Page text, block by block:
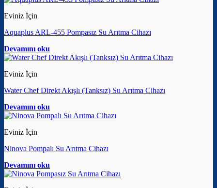
Eviniz İçin
Aquaplus ARL-455 Pompasız Su Arıtma Cihazı
Devamını oku
Eviniz İçin
Water Chef Direkt Akışlı (Tanksız) Su Arıtma Cihazı
Devamını oku
Eviniz İçin
Ninova Pompalı Su Arıtma Cihazı
Devamını oku